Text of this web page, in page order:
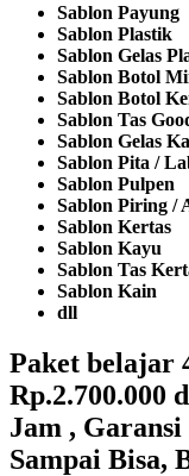
Sablon Payung
Sablon Plastik
Sablon Gelas
Sablon Botol
Sablon Botol
Sablon Tas
Sablon Gelas
Sablon Pita /
Sablon Pulpen
Sablon Piring /
Sablon Kertas
Sablon Kayu
Sablon Tas
Sablon Kain
dll
Paket belajar
Rp.2.700.000
Jam ,
Sampai Bisa,